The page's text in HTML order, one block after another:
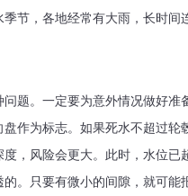
节，各地经常有大雨，长时间
。一定要为意外情况做好准
作为标志。如果死水不超过
，风险会更大。此时，水位
。只要有微小的间隙，就可